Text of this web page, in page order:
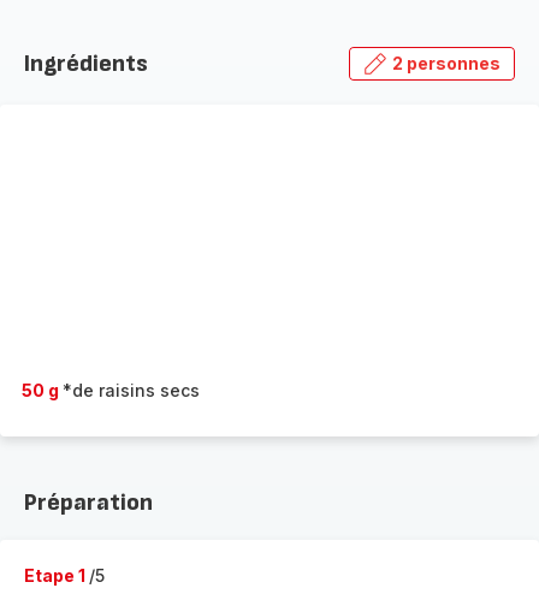
Ingrédients 2 personnes
50 g *de raisins secs
Préparation
Etape 1 /5